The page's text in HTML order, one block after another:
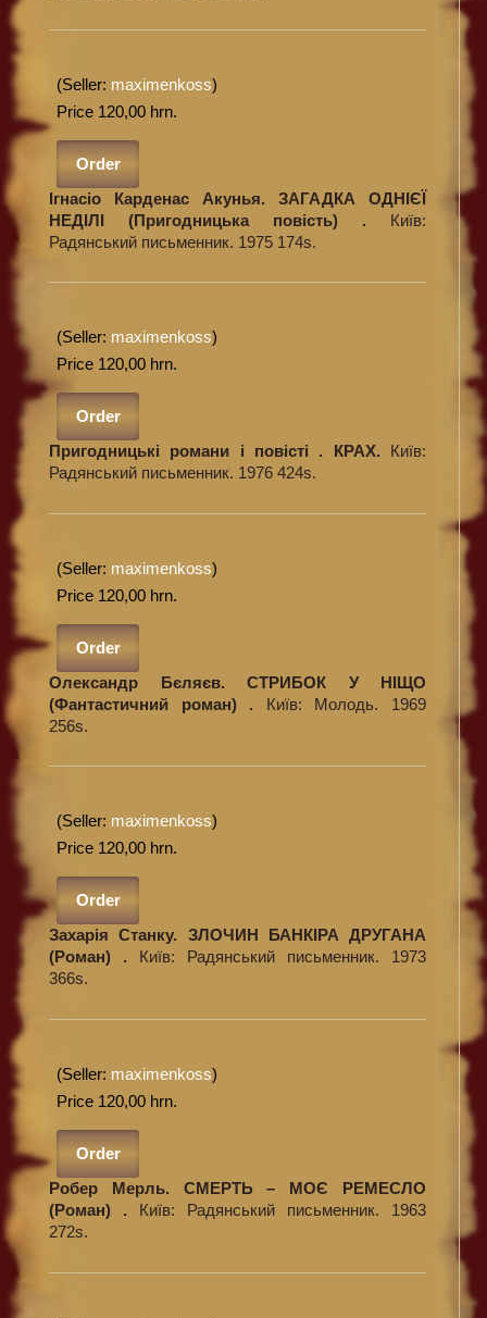
(Seller: maximenkoss)
Price 120,00 hrn.
Order
Ігнасіо Карденас Акунья. ЗАГАДКА ОДНІЄЇ
НЕДІЛІ (Пригодницька повість) . Київ:
Радянський письменник. 1975 174s.
(Seller: maximenkoss)
Price 120,00 hrn.
Order
Пригодницькі романи і повісті . КРАХ. Київ:
Радянський письменник. 1976 424s.
(Seller: maximenkoss)
Price 120,00 hrn.
Order
Олександр Бєляєв. СТРИБОК У НІЩО
(Фантастичний роман) . Київ: Молодь. 1969
256s.
(Seller: maximenkoss)
Price 120,00 hrn.
Order
Захарія Станку. ЗЛОЧИН БАНКІРА ДРУГАНА
(Роман) .
Київ: Радянський письменник. 1973
366s.
(Seller: maximenkoss)
Price 120,00 hrn.
Order
Робер Мерль. СМЕРТЬ – МОЄ РЕМЕСЛО
(Роман) . Київ: Радянський письменник. 1963
272s.